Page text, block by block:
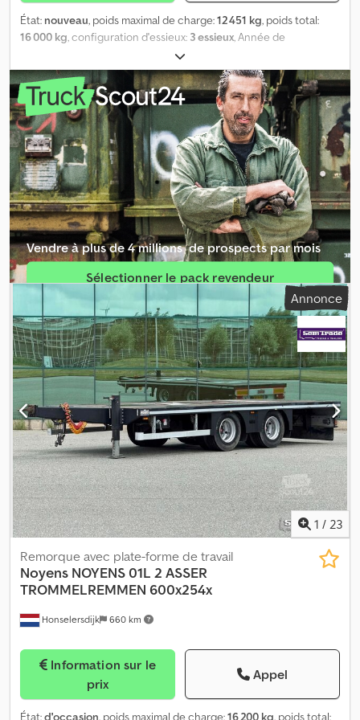
État: nouveau, poids maximal de charge:12 451 kg, poids total:
16 000 kg, configuration d'essieux: 3 essieux, Année de
, Équipement:ABS
chargement rétractable * Système de freinage pneumatique
Knorr * 3 essieux avec freins à tambour * Grille avant et arrière ---
-* Dimensions des pneus : * Poids total autorisé en charge :
16 000 kg * Poids à vide : 3 540 kg * Longueur totale : ----Numéro
du véhicule : 11937----Sous réserve d'erreurs et de vente
intermédiaire----Les publicités et diverses inscriptions ont été
supprimées numériquement. Codpoyvnwisfx Agujrf -----Nous
sommes à votre entière disposition pour toutes les formalités
liées à l'achat d'un véhicule et vous conseillerons à chaque étape.
N'hésitez pas à nous faire part de vos souhaits et de vos
suggestions, et nous nous chargerons du reste. Nous pouvons
notamment vous proposer les services suivants, moyennant un
supplément : ----Reprise de votre ancien véhicule Inspection
TÜV/SP Gestion complète de l'exportation Médiation de
financements Demande de plaques d'exportation Transport de
véhicules Immatriculation de véhicules Récupération et
transport de véhicules ----? VOTRE ÉQUIPE VTS
Vendre à plus de 4 millions ­ de prospects par mois
Sélectionner le pack revendeur
Créer une annonce unique
Annonce
1 / 23
Honselersdijk 660 km
Remorque avec plate-forme de travail
Noyens NOYENS 01L 2 ASSER
TROMMELREMMEN 600x254x
prix
Appel
État:d'occasion, poids maximal de charge:16 200 kg, poids total: